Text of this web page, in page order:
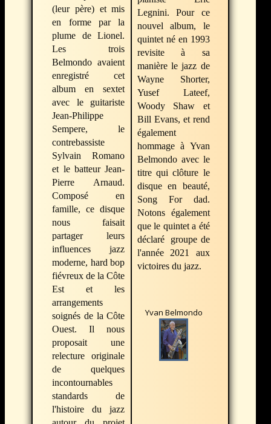
(leur père) et mis
en forme par la
plume de Lionel.
Les trois
Belmondo avaient
enregistré cet
album en sextet
avec le guitariste
Jean-Philippe
Sempere, le
contrebassiste
Sylvain Romano
et le batteur Jean-
Pierre Arnaud.
Composé en
famille, ce disque
nous faisait
partager leurs
influences jazz
moderne, hard bop
fiévreux de la Côte
Est et les
arrangements
soignés de la Côte
Ouest. Il nous
proposait une
relecture originale
de quelques
incontournables
standards de
l'histoire du jazz
Legnini. Pour ce
nouvel album, le
quintet né en 1993
revisite à sa
manière le jazz de
Wayne Shorter,
Yusef Lateef,
Woody Shaw et
Bill Evans, et rend
également
hommage à Yvan
Belmondo avec le
titre qui clôture le
disque en beauté,
Song For dad.
Notons également
que le quintet a été
déclaré groupe de
l'année 2021 aux
victoires du jazz.
Yvan Belmondo